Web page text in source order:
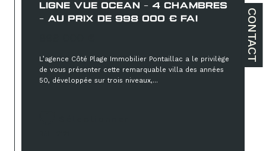
CONTACT
LIGNE VUE OCEAN - 4 CHAMBRES
- AU PRIX DE 998 000 € FAI
L’agence Côté Plage Immobilier Pontaillac a le privilège
de vous présenter cette remarquable villa des années
50, développée sur trois niveaux,...